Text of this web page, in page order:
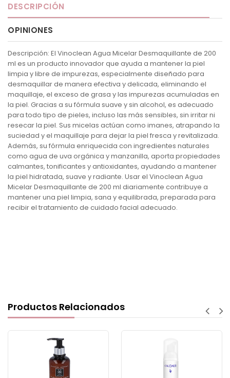
DESCRIPCIÓN
OPINIONES
Descripción: El Vinoclean Agua Micelar Desmaquillante de 200
ml es un producto innovador que ayuda a mantener la piel
limpia y libre de impurezas, especialmente diseñado para
desmaquillar de manera efectiva y delicada, eliminando el
maquillaje, el exceso de grasa y las impurezas acumuladas en
la piel. Gracias a su fórmula suave y sin alcohol, es adecuado
para todo tipo de pieles, incluso las más sensibles, sin irritar ni
resecar la piel. Sus micelas actúan como imanes, atrapando la
suciedad y el maquillaje para dejar la piel fresca y revitalizada.
Además, su fórmula enriquecida con ingredientes naturales
como agua de uva orgánica y manzanilla, aporta propiedades
calmantes, tonificantes y antioxidantes, ayudando a mantener
la piel hidratada, suave y radiante. Usar el Vinoclean Agua
Micelar Desmaquillante de 200 ml diariamente contribuye a
mantener una piel limpia, sana y equilibrada, preparada para
recibir el tratamiento de cuidado facial adecuado.
Productos Relacionados